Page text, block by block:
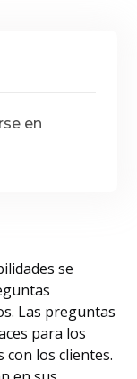
en
se
Las preguntas
para los
con los clientes.